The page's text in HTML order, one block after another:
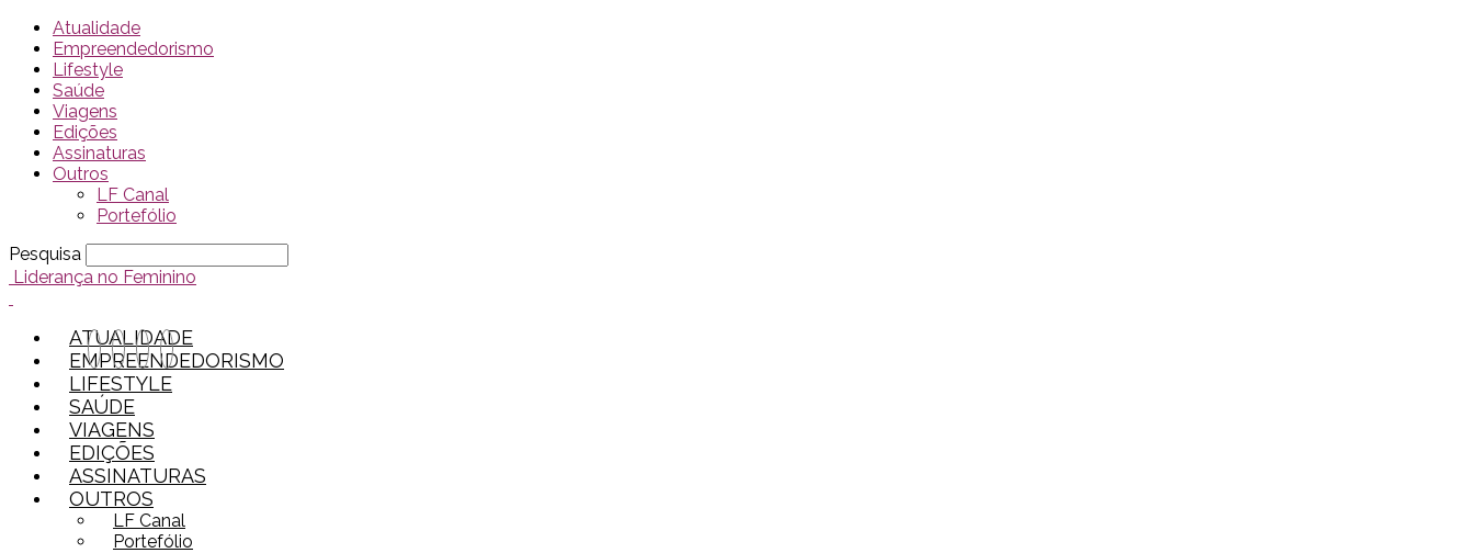
Atualidade
Empreendedorismo
Lifestyle
Saúde
Viagens
Edições
Assinaturas
Outros
LF Canal
Portefólio
Pesquisa
Liderança no Feminino
ATUALIDADE
EMPREENDEDORISMO
LIFESTYLE
SAÚDE
VIAGENS
EDIÇÕES
ASSINATURAS
OUTROS
LF Canal
Portefólio